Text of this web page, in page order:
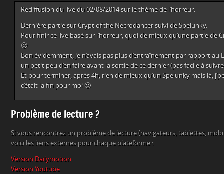
Rediffusion du live du 02/08/2014 sur le thème de l’horreur.
Dernière partie sur Crypt of the Necrodancer suivi de Spelunky.
Pour finir ce live basé sur l’horreur, quoi de mieux qu’une partie de
🙂
Bon évidemment, je n’avais pas plus d’entraînement par rapport au
un petit peu d’en faire avant la sortie de ce dernier (pas facile à
Et pour terminer, après 4h, rien de mieux qu’un Spelunky mais là,
c’était la fin pour moi 🙂
Problème de lecture ?
Si vous rencontrez un problème de lecture (navigateurs, tablettes,
voici les liens externes pour chaque plateforme :
Version Dailymotion
Version Youtube